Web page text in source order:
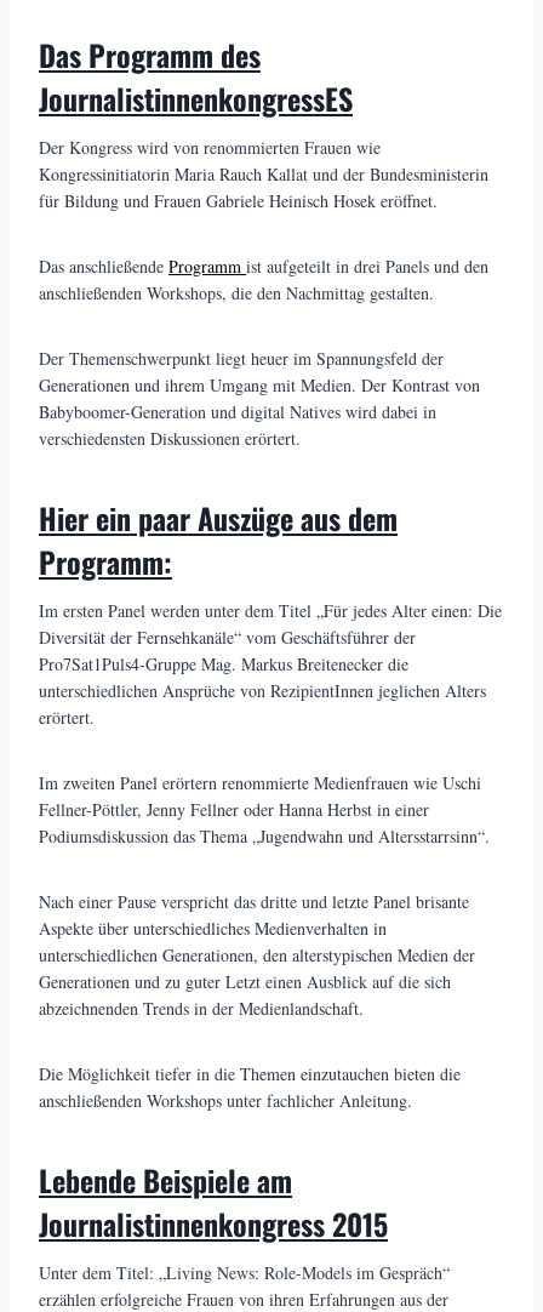
Das Programm des
JournalistinnenkongressES
Der Kongress wird von renommierten Frauen wie
Kongressinitiatorin Maria Rauch Kallat und der Bundesministerin
für Bildung und Frauen Gabriele Heinisch Hosek eröffnet.
Das anschließende Programm ist aufgeteilt in drei Panels und den
anschließenden Workshops, die den Nachmittag gestalten.
Der Themenschwerpunkt liegt heuer im Spannungsfeld der
Generationen und ihrem Umgang mit Medien. Der Kontrast von
Babyboomer-Generation und digital Natives wird dabei in
verschiedensten Diskussionen erörtert.
Hier ein paar Auszüge aus dem
Programm:
Im ersten Panel werden unter dem Titel „Für jedes Alter einen: Die
Diversität der Fernsehkanäle“ vom Geschäftsführer der
Pro7Sat1Puls4-Gruppe Mag. Markus Breitenecker die
unterschiedlichen Ansprüche von RezipientInnen jeglichen Alters
erörtert.
Im zweiten Panel erörtern renommierte Medienfrauen wie Uschi
Fellner-Pöttler, Jenny Fellner oder Hanna Herbst in einer
Podiumsdiskussion das Thema „Jugendwahn und Altersstarrsinn“.
Nach einer Pause verspricht das dritte und letzte Panel brisante
Aspekte über unterschiedliches Medienverhalten in
unterschiedlichen Generationen, den alterstypischen Medien der
Generationen und zu guter Letzt einen Ausblick auf die sich
abzeichnenden Trends in der Medienlandschaft.
Die Möglichkeit tiefer in die Themen einzutauchen bieten die
anschließenden Workshops unter fachlicher Anleitung.
Lebende Beispiele am
Journalistinnenkongress 2015
Unter dem Titel: „Living News: Role-Models im Gespräch“
erzählen erfolgreiche Frauen von ihren Erfahrungen aus der